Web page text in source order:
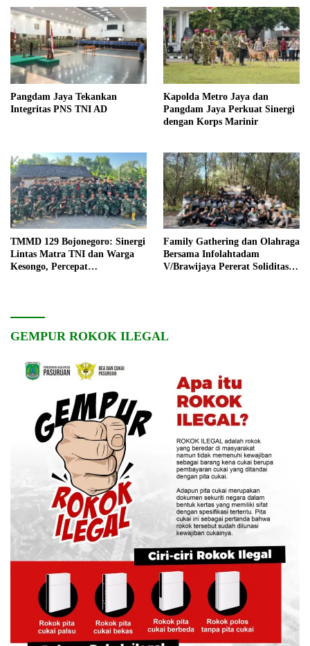
Pangdam Jaya Tekankan
Integritas PNS TNI AD
Kapolda Metro Jaya dan
Pangdam Jaya Perkuat Sinergi
dengan Korps Marinir
TMMD 129 Bojonegoro: Sinergi
Lintas Matra TNI dan Warga
Kesongo, Percepat
Family Gathering dan Olahraga
Bersama Infolahtadam
V/Brawijaya Pererat Soliditas
GEMPUR ROKOK ILEGAL